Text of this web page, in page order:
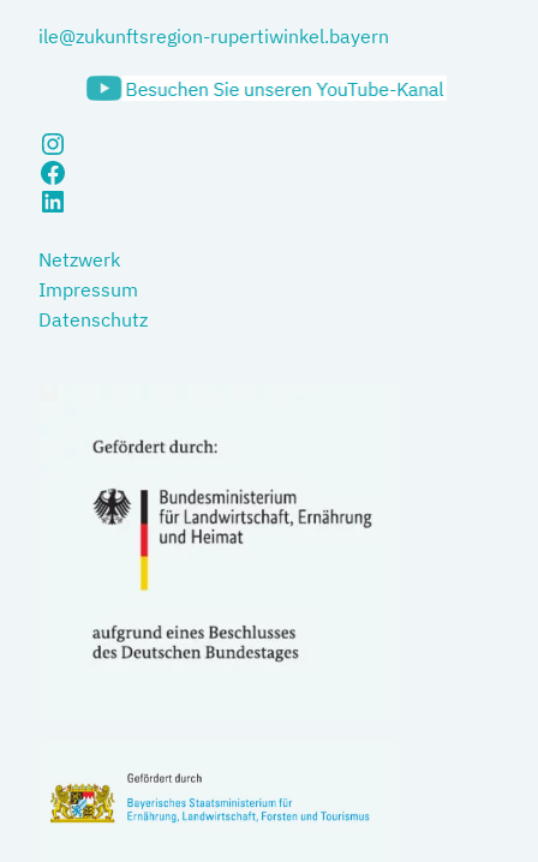
ile@zukunftsregion-rupertiwinkel.bayern
Instagram
Facebook
LinkedIn
Netzwerk
Impressum
Datenschutz